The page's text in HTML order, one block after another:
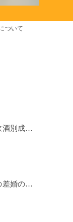
ついて
ついに出た～！飲酒別成婚率(IBJ)！
データで見る歳の差婚の確率の低さ。